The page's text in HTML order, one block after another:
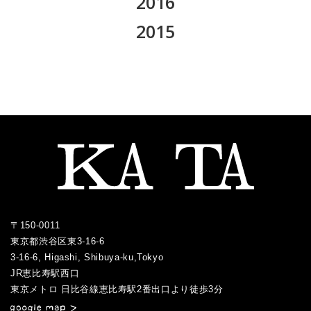
2019.09
2019.08
2019.01
2018.09
2018.06
2018.04
2018.03
2017.11
2017.07
2017.06
2017.05
2017.04
2017.01
2016.12
2016.04
2016.03
2016.02
2015
2015.08
2015.07
〒150-0011
東京都渋谷区東3-16-6
3-16-6, Higashi, Shibuya-ku,Tokyo
JR恵比寿駅西口
／
東京メトロ 日比谷線恵比寿駅2番出口より徒歩3分